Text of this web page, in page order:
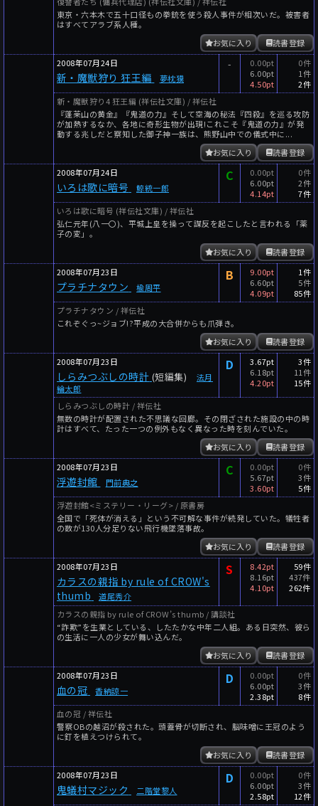
東京・六本木で五十口径もの拳銃を使う殺人事件が相次いだ。被害者
はすべてアラブ系人種。
読書登録
お気に入り
2008年07月24日
新・魔獣狩り 狂王編 夢枕獏
-
0.00pt
6.00pt
4.50pt
0件
1件
2件
新・魔獣狩り4 狂王編 (祥伝社文庫) / 祥伝社
『蓬莱山の黄金』『鬼道の力』そして空海の秘法『四殺』を巡る攻防
が加熱するなか、各地に奇形生物が出現!これこそ『鬼道の力』が発
動する兆しだと察知した御子神一族は、熊野山中での儀式中に...
読書登録
お気に入り
2008年07月24日
いろは歌に暗号 鯨統一郎
C
0.00pt
6.00pt
4.14pt
0件
2件
7件
いろは歌に暗号 (祥伝社文庫) / 祥伝社
弘仁元年(八一〇)、平城上皇を操って謀反を起こしたと言われる「薬
子の変」。
読書登録
お気に入り
2008年07月23日
プラチナタウン 楡周平
B
9.00pt
6.60pt
4.09pt
1件
5件
85件
プラチナタウン / 祥伝社
これぞぐっ~ジョブ!?平成の大合併からも爪弾き。
読書登録
お気に入り
2008年07月23日
しらみつぶしの時計 (短編集)
法月
綸太郎
D
3.67pt
6.18pt
4.20pt
3件
11件
15件
しらみつぶしの時計 / 祥伝社
無数の時計が配置された不思議な回廊。その閉ざされた施設の中の時
計はすべて、たった一つの例外もなく異なった時を刻んでいた。
読書登録
お気に入り
2008年07月23日
浮遊封館 門前典之
C
0.00pt
5.67pt
3.60pt
0件
3件
5件
浮遊封館<ミステリー・リーグ> / 原書房
全国で「死体が消える」という不可解な事件が続発していた。犠牲者
の数が130人分足りない飛行機墜落事故。
読書登録
お気に入り
2008年07月23日
カラスの親指 by rule of CROW's
thumb
道尾秀介
S
8.42pt
8.16pt
4.10pt
59件
437件
262件
カラスの親指 by rule of CROW’s thumb / 講談社
“詐欺”を生業としている、したたかな中年二人組。ある日突然、彼ら
の生活に一人の少女が舞い込んだ。
読書登録
お気に入り
2008年07月23日
血の冠 香納諒一
D
0.00pt
6.00pt
2.38pt
0件
3件
8件
血の冠 / 祥伝社
警察OBの越沼が殺された。頭蓋骨が切断され、脳味噌に王冠のよう
に釘を植えつけられて。
読書登録
お気に入り
2008年07月23日
鬼蟻村マジック 二階堂黎人
D
0.00pt
6.00pt
2.58pt
0件
3件
12件